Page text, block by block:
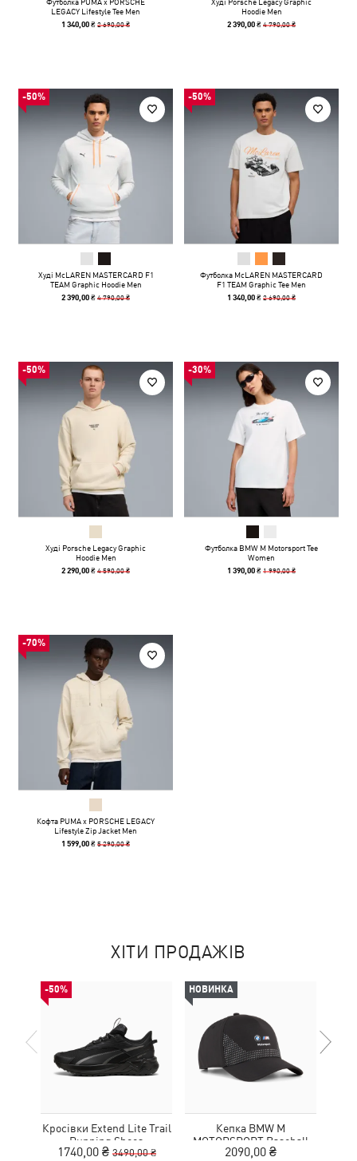
LEGACY Lifestyle Tee Men
1 340,00 ₴2 690,00 ₴
Hoodie Men
2 390,00 ₴4 790,00 ₴
-50%
Худі McLAREN MASTERCARD F1
TEAM Graphic Hoodie Men
2 390,00 ₴4 790,00 ₴
-50%
Футболка McLAREN MASTERCARD
F1 TEAM Graphic Tee Men
1 340,00 ₴2 690,00 ₴
-50%
Худі Porsche Legacy Graphic
Hoodie Men
2 290,00 ₴4 590,00 ₴
-30%
Футболка BMW M Motorsport Tee
Women
1 390,00 ₴1 990,00 ₴
-70%
Кофта PUMA x PORSCHE LEGACY
Lifestyle Zip Jacket Men
1 599,00 ₴5 290,00 ₴
ХІТИ ПРОДАЖІВ
-50%
Кросівки Extend Lite Trail
Running Shoes
1740,00 ₴ 3490,00 ₴
НОВИНКА
Кепка BMW M
MOTORSPORT Baseball
Cap
2090,00 ₴